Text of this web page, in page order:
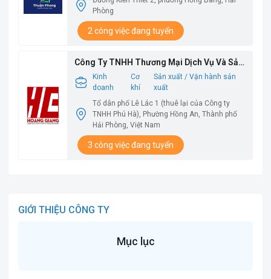
Phòng
2 công việc đang tuyển
Công Ty TNHH Thương Mại Dịch Vụ Và Sản
Xuất Hoàng Giang
Kinh
doanh
Cơ
khí
Sản xuất / Vận hành sản
xuất
Tổ dân phố Lê Lác 1 (thuê lại của Công ty
TNHH Phú Hà), Phường Hồng An, Thành phố
Hải Phòng, Việt Nam
3 công việc đang tuyển
GIỚI THIỆU CÔNG TY
Mục lục